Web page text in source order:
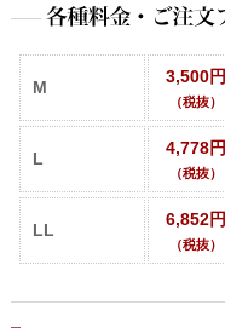
M
3,500円
（税抜）
L
4,778円
（税抜）
LL
6,852円
（税抜）